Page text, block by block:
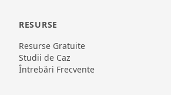
RESURSE
Resurse Gratuite
Studii de Caz
Întrebări Frecvente